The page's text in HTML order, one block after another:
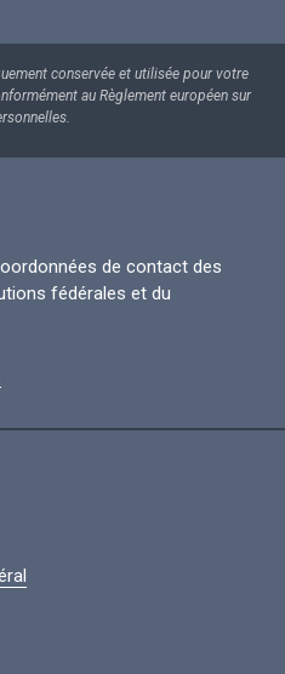
conservée et utilisée pour votre
au Règlement européen sur
de contact des
fédérales et du